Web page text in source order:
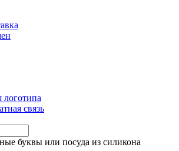
связь
буквы или посуда из силикона